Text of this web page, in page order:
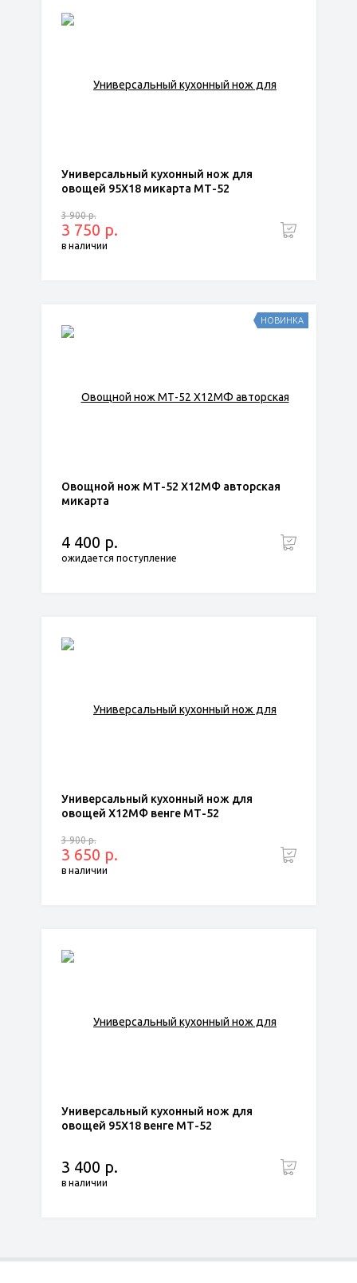
Универсальный кухонный нож для
овощей 95Х18 микарта МТ-52
3 900 р.
3 750 р.
в наличии
Овощной нож МТ-52 Х12МФ авторская
микарта
4 400 р.
ожидается поступление
НОВИНКА
Универсальный кухонный нож для
овощей Х12МФ венге МТ-52
3 900 р.
3 650 р.
в наличии
Универсальный кухонный нож для
овощей 95Х18 венге МТ-52
3 400 р.
в наличии